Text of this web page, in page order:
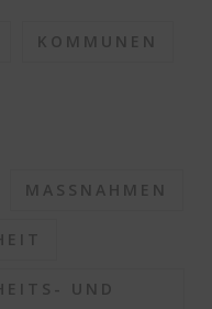
KOMMUNEN
MASSNAHMEN
UND